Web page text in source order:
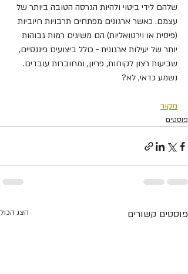
שלהם לידי ביטוי ולהיות הגרסה הטובה ביותר של
עצמם. כאשר ארגונים מפתחים תרבויות חיוביות
(פיסית או וירטואליות) הם משיגים רמות גבוהות
יותר של יעילות ארגונית - כולל ביצועים פיננסיים,
שביעות רצון לקוחות, פריון, ומחוברות עובדים.
נשמע כדאי, לא?
מקור
פוסטים
פוסטים קשורים הצג הכול